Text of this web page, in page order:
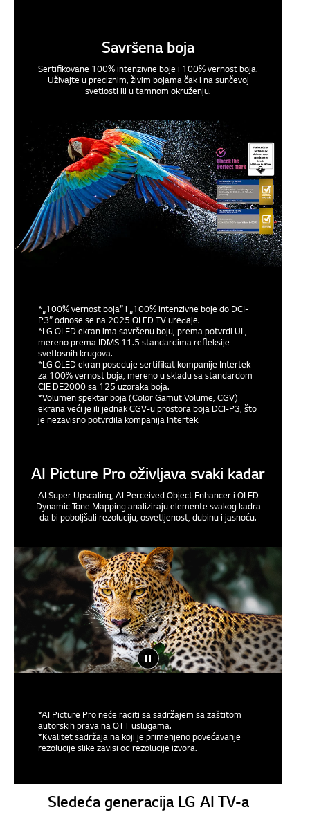
Savršena boja
Sertifikovane 100% intenzivne boje i 100% vernost boja.
Uživajte u preciznim, živim bojama čak i na sunčevoj
svetlosti ili u tamnom okruženju.
*„100% vernost boja” i „100% intenzivne boje do DCI-
P3” odnose se na 2025 OLED TV uređaje.
*LG OLED ekran ima savršenu boju, prema potvrdi UL,
mereno prema IDMS 11.5 standardima refleksije
svetlosnih krugova.
*LG OLED ekran poseduje sertifikat kompanije Intertek
za 100% vernost boja, mereno u skladu sa standardom
CIE DE2000 sa 125 uzoraka boja.
*Volumen spektar boja (Color Gamut Volume, CGV)
ekrana veći je ili jednak CGV-u prostora boja DCI-P3, što
je nezavisno potvrdila kompanija Intertek.
AI Picture Pro oživljava svaki kadar
AI Super Upscaling, AI Perceived Object Enhancer i OLED
Dynamic Tone Mapping analiziraju elemente svakog kadra
da bi poboljšali rezoluciju, osvetljenost, dubinu i jasnoću.
*AI Picture Pro neće raditi sa sadržajem sa zaštitom
autorskih prava na OTT uslugama.
*Kvalitet sadržaja na koji je primenjeno povećavanje
rezolucije slike zavisi od rezolucije izvora.
Sledeća generacija LG AI TV-a